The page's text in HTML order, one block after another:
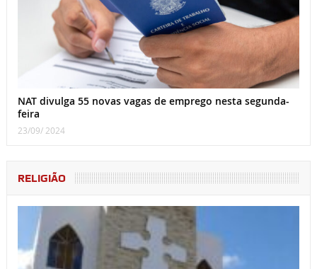
NAT divulga 55 novas vagas de emprego nesta segunda-
feira
23/09/ 2024
RELIGIÃO